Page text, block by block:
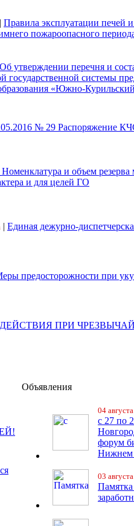
| Правила эксплуатации печей
пожароопасного
Об утверждении перечня и
государственной системы
«Южно-
№ 29 Распоряжение
Номенклатура и объем
и для целей ГО
| Единая дежурно-
предосторожности при
ДЕЙСТВИЯ ПРИ
Объявления
04
с 27 по
форум
Нижнем
03
Памятка